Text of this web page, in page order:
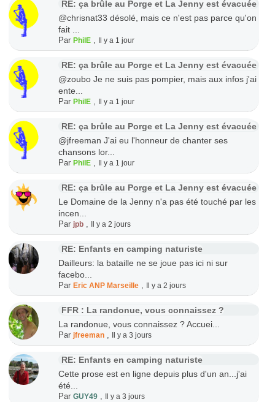
RE: ça brûle au Porge et La Jenny est évacuée
@chrisnat33 désolé, mais ce n'est pas parce qu'on
fait ...
ParPhilE , Il y a 1 jour
RE: ça brûle au Porge et La Jenny est évacuée
@zoubo Je ne suis pas pompier, mais aux infos j'ai
ente...
ParPhilE , Il y a 1 jour
RE: ça brûle au Porge et La Jenny est évacuée
@jfreeman J'ai eu l'honneur de chanter ses
chansons lor...
ParPhilE , Il y a 1 jour
RE: ça brûle au Porge et La Jenny est évacuée
Le Domaine de la Jenny n'a pas été touché par les
incen...
Parjpb , Il y a 2 jours
RE: Enfants en camping naturiste
Dailleurs: la bataille ne se joue pas ici ni sur
facebo...
ParEric ANP Marseille , Il y a 2 jours
FFR : La randonue, vous connaissez ?
La randonue, vous connaissez ? Accuei...
Parjfreeman , Il y a 3 jours
RE: Enfants en camping naturiste
Cette prose est en ligne depuis plus d'un an...j'ai
été...
ParGUY49 , Il y a 3 jours